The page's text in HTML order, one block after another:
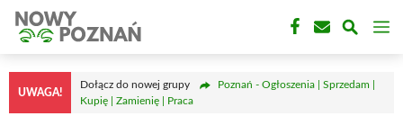
Przejdź
treści
UWAGA!
Dołącz do nowej grupy
Poznań - Ogłoszenia | Sprzedam |
Kupię | Zamienię | Praca